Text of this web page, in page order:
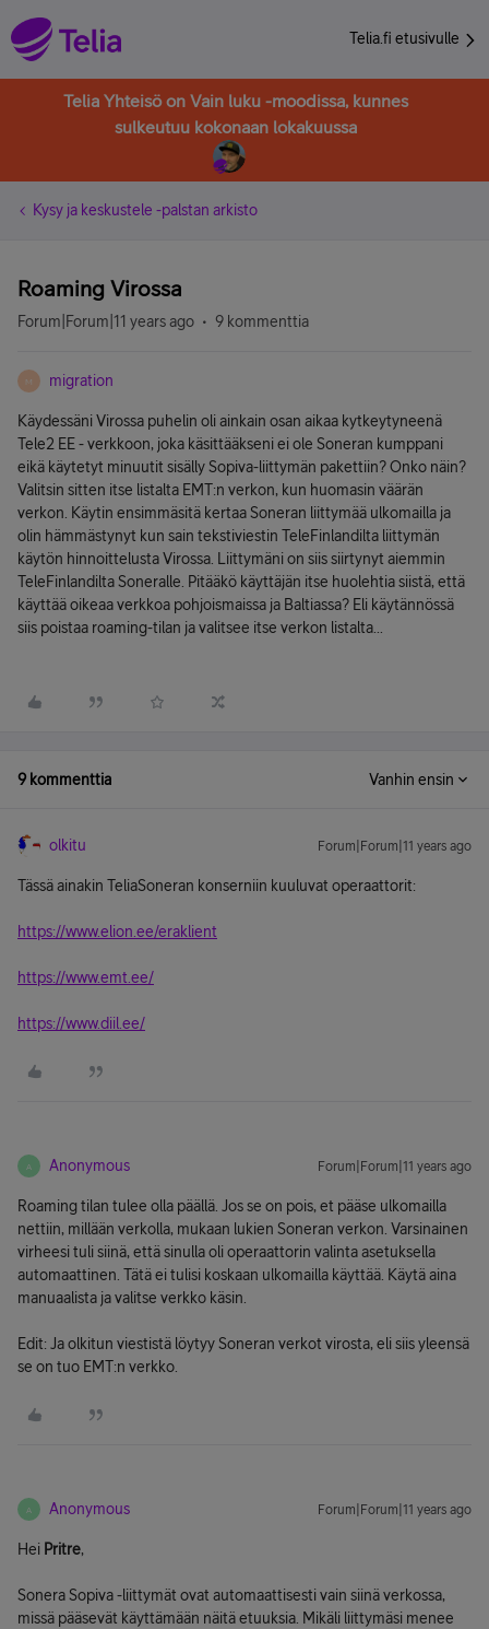
Telia.fi etusivulle
Telia Yhteisö on Vain luku -moodissa, kunnes
sulkeutuu kokonaan lokakuussa
Kysy ja keskustele -palstan arkisto
Roaming Virossa
Forum|Forum|11 years ago 9 kommenttia
M migration
Käydessäni Virossa puhelin oli ainkain osan aikaa kytkeytyneenä
Tele2 EE - verkkoon, joka käsittääkseni ei ole Soneran kumppani
eikä käytetyt minuutit sisälly Sopiva-liittymän pakettiin? Onko näin?
Valitsin sitten itse listalta EMT:n verkon, kun huomasin väärän
verkon. Käytin ensimmäsitä kertaa Soneran liittymää ulkomailla ja
olin hämmästynyt kun sain tekstiviestin TeleFinlandilta liittymän
käytön hinnoittelusta Virossa. Liittymäni on siis siirtynyt aiemmin
TeleFinlandilta Soneralle. Pitääkö käyttäjän itse huolehtia siistä, että
käyttää oikeaa verkkoa pohjoismaissa ja Baltiassa? Eli käytännössä
siis poistaa roaming-tilan ja valitsee itse verkon listalta...
9 kommenttia Vanhin ensin
olkitu Forum|Forum|11 years ago
Tässä ainakin TeliaSoneran konserniin kuuluvat operaattorit:
https://www.elion.ee/eraklient
https://www.emt.ee/
https://www.diil.ee/
A Anonymous Forum|Forum|11 years ago
Roaming tilan tulee olla päällä. Jos se on pois, et pääse ulkomailla
nettiin, millään verkolla, mukaan lukien Soneran verkon. Varsinainen
virheesi tuli siinä, että sinulla oli operaattorin valinta asetuksella
automaattinen. Tätä ei tulisi koskaan ulkomailla käyttää. Käytä aina
manuaalista ja valitse verkko käsin.
Edit: Ja olkitun viestistä löytyy Soneran verkot virosta, eli siis yleensä
se on tuo EMT:n verkko.
A Anonymous Forum|Forum|11 years ago
Hei Pritre,
Sonera Sopiva -liittymät ovat automaattisesti vain siinä verkossa,
missä pääsevät käyttämään näitä etuuksia. Mikäli liittymäsi menee